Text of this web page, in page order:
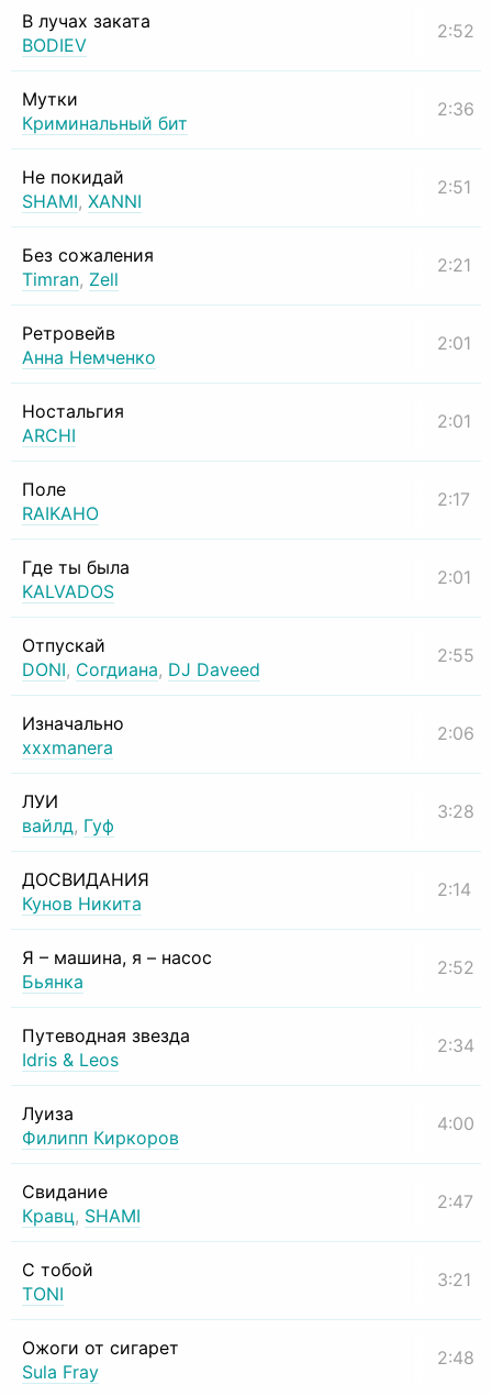
В лучах заката
BODIEV
2:52
Мутки
Криминальный бит
2:36
Не покидай
SHAMI, XANNI
2:51
Без сожаления
Timran, Zell
2:21
Ретровейв
Анна Немченко
2:01
Ностальгия
ARCHI
2:01
Поле
RAIKAHO
2:17
Где ты была
KALVADOS
2:01
Отпускай
DONI, Согдиана, DJ Daveed
2:55
Изначально
xxxmanera
2:06
ЛУИ
вайлд, Гуф
3:28
ДОСВИДАНИЯ
Кунов Никита
2:14
Я – машина, я – насос
Бьянка
2:52
Путеводная звезда
Idris & Leos
2:34
Луиза
Филипп Киркоров
4:00
Свидание
Кравц, SHAMI
2:47
С тобой
TONI
3:21
Ожоги от сигарет
Sula Fray
2:48